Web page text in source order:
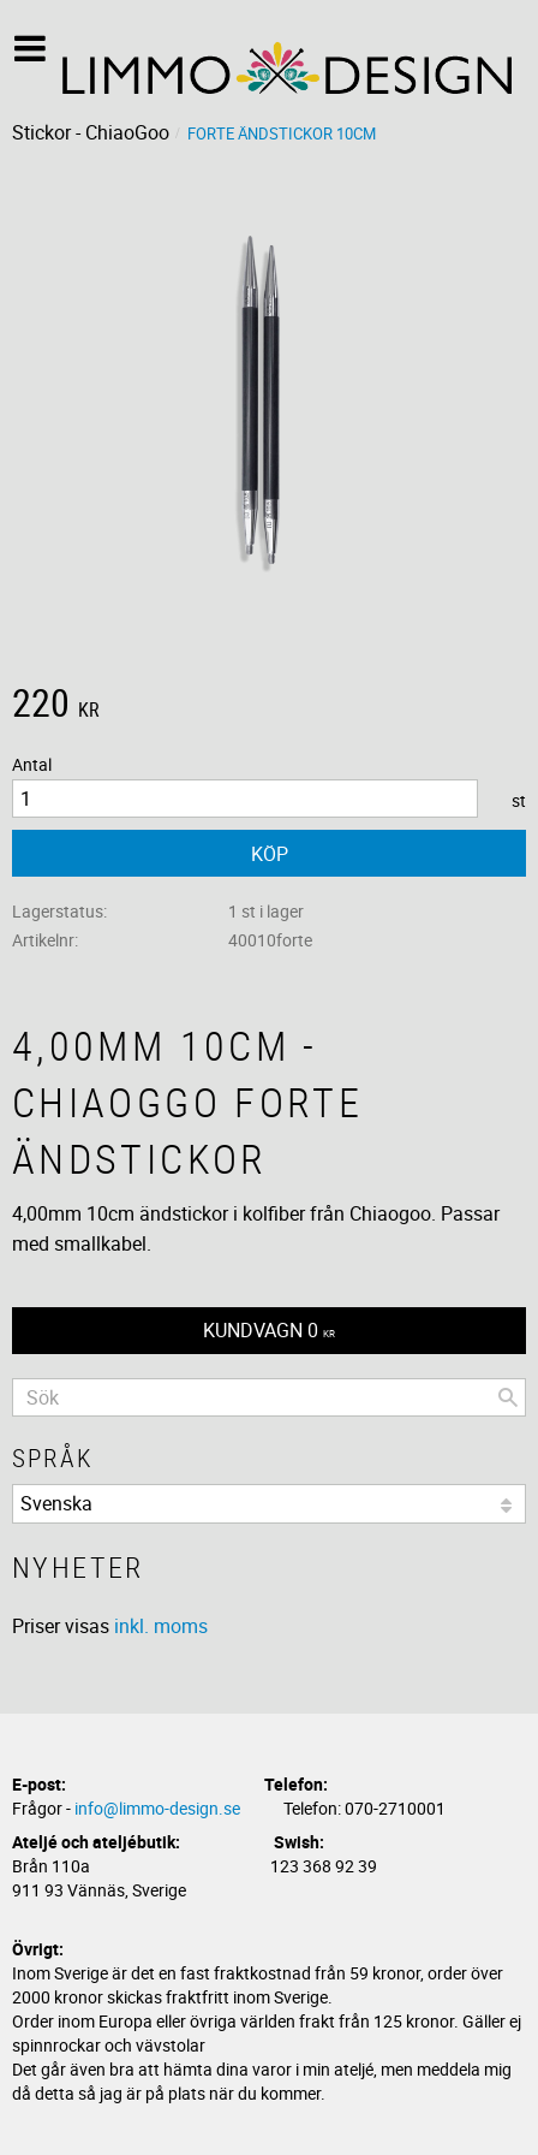
Stickor - ChiaoGoo FORTE ÄNDSTICKOR 10CM
220 KR
Antal
st
KÖP
Lagerstatus
1 st i lager
Artikelnr
40010forte
4,00MM 10CM -
CHIAOGGO FORTE
ÄNDSTICKOR
4,00mm 10cm ändstickor i kolfiber från Chiaogoo. Passar
med smallkabel.
KUNDVAGN 0 KR
SPRÅK
NYHETER
Priser visas inkl. moms
E-post:
Telefon:
Frågor - info@limmo-design.se Telefon: 070-2710001
Ateljé och ateljébutik: Swish:
Brån 110a 123 368 92 39
911 93 Vännäs, Sverige
Övrigt:
Inom Sverige är det en fast fraktkostnad från 59 kronor, order över
2000 kronor skickas fraktfritt inom Sverige.
Order inom Europa eller övriga världen frakt från 125 kronor. Gäller ej
spinnrockar och vävstolar
Det går även bra att hämta dina varor i min ateljé, men meddela mig
då detta så jag är på plats när du kommer.